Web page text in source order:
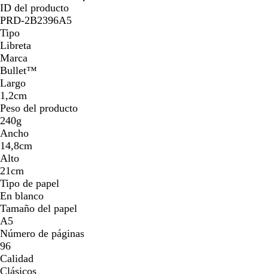
ID del producto
PRD-2B2396A5
Tipo
Libreta
Marca
Bullet™
Largo
1,2cm
Peso del producto
240g
Ancho
14,8cm
Alto
21cm
Tipo de papel
En blanco
Tamaño del papel
A5
Número de páginas
96
Calidad
Clásicos